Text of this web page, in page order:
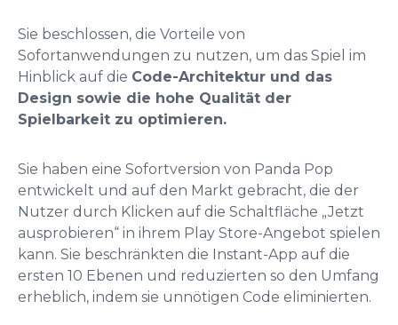
Sie beschlossen, die Vorteile von
Sofortanwendungen zu nutzen, um das Spiel im
Hinblick auf die Code-Architektur und das
Design sowie die hohe Qualität der
Spielbarkeit zu optimieren.
Sie haben eine Sofortversion von Panda Pop
entwickelt und auf den Markt gebracht, die der
Nutzer durch Klicken auf die Schaltfläche „Jetzt
ausprobieren“ in ihrem Play Store-Angebot spielen
kann. Sie beschränkten die Instant-App auf die
ersten 10 Ebenen und reduzierten so den Umfang
erheblich, indem sie unnötigen Code eliminierten.